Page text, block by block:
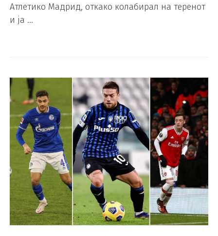
Атлетико Мадрид, откако колабирал на теренот
и ја …